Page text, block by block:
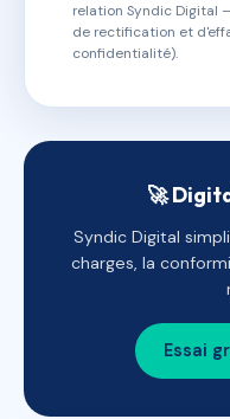
relation Syndic Digital
de rectification et
confidentialité).
🚀
Syndic Digital
charges, la
Essai